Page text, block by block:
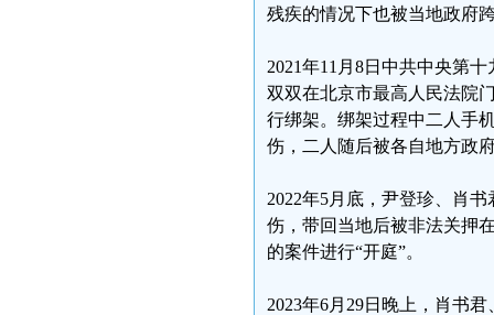
残疾的情况下也被当地政府
2021年11月8日中共中央第
双双在北京市最高人民法院
行绑架。绑架过程中二人手
伤，二人随后被各自地方政
2022年5月底，尹登珍、肖
伤，带回当地后被非法关押
的案件进行“开庭”。
2023年6月29日晚上，肖书